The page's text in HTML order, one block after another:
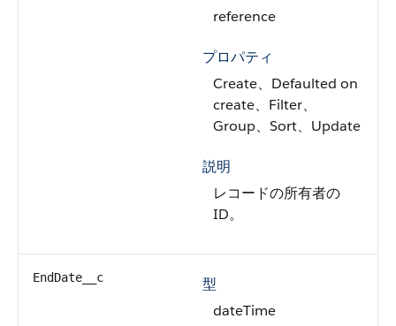
reference
プロパティ
Create、Defaulted on
create、Filter、
Group、Sort、Update
説明
レコードの所有者の
ID。
EndDate__c
型
dateTime